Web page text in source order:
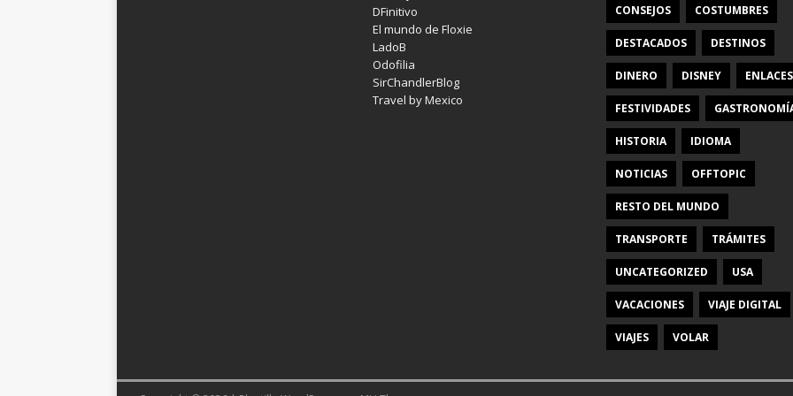
DFinitivo
El mundo de Floxie
LadoB
Odofilia
SirChandlerBlog
Travel by Mexico
CONSEJOS COSTUMBRES
DESTACADOS DESTINOS
DINERO DISNEY ENLACES
FESTIVIDADES
HISTORIA IDIOMA
NOTICIAS OFFTOPIC
RESTO DEL MUNDO
TRANSPORTE TRÁMITES
UNCATEGORIZED USA
VACACIONES VIAJE DIGITAL
VIAJES VOLAR